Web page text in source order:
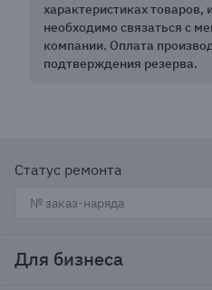
характеристиках товаров,
необходимо связаться с
компании. Оплата
подтверждения резерва.
Статус ремонта
Для бизнеса